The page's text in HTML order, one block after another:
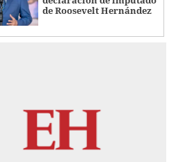
de Roosevelt Hernández